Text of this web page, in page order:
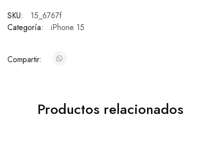
SKU:
15_6767f
Categoría:
iPhone 15
Compartir:
Productos relacionados